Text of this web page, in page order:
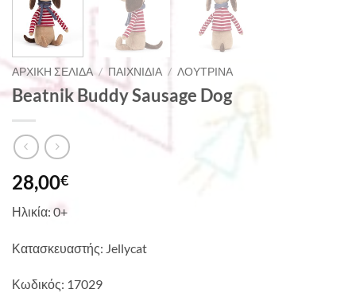
ΑΡΧΙΚΉ ΣΕΛΊΔΑ / ΠΑΙΧΝΊΔΙΑ / ΛΟΎΤΡΙΝΑ
Beatnik Buddy Sausage Dog
28,00€
Ηλικία: 0+
Κατασκευαστής: Jellycat
Κωδικός: 17029